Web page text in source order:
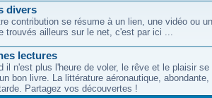
divers
contribution se résume à un lien, une vidéo ou
trouvés ailleurs sur le net, c'est par ici ...
lectures
il n'est plus l'heure de voler, le rêve et le plaisir se
bon livre. La littérature aéronautique, abondante,
Partagez vos découvertes !